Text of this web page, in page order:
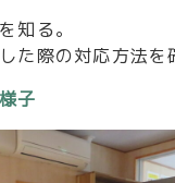
知る。
た際の対応方法を
子